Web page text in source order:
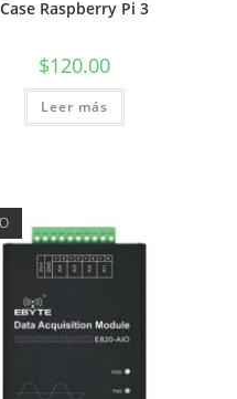
Case Raspberry Pi 3
$120.00
Leer más